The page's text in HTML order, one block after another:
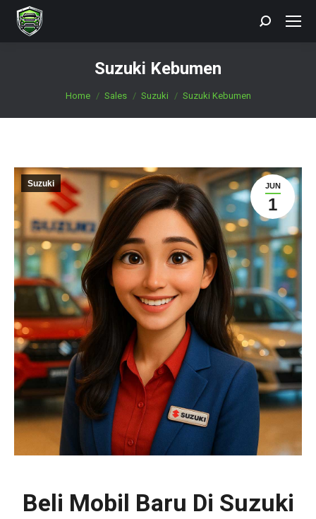
Search:
Suzuki Kebumen
You are here:
Home Sales Suzuki Suzuki Kebumen
JUN
1
Suzuki
Beli Mobil Baru Di Suzuki